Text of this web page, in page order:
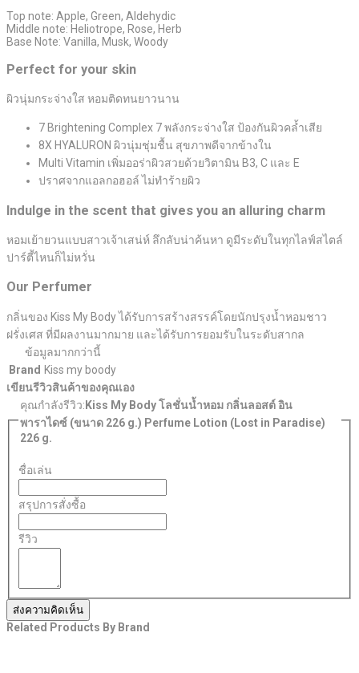
Top note: Apple, Green, Aldehydic
Middle note: Heliotrope, Rose, Herb
Base Note: Vanilla, Musk, Woody
Perfect for your skin
ผิวนุ่มกระจ่างใส หอมติดทนยาวนาน
7 Brightening Complex 7 พลังกระจ่างใส ป้องกันผิวคล้ำเสีย
8X HYALURON ผิวนุ่มชุ่มชื้น สุขภาพดีจากข้างใน
Multi Vitamin เพิ่มออร่าผิวสวยด้วยวิตามิน B3, C และ E
ปราศจากแอลกอฮอล์ ไม่ทำร้ายผิว
Indulge in the scent that gives you an alluring charm
หอมเย้ายวนแบบสาวเจ้าเสน่ห์ ลึกลับน่าค้นหา ดูมีระดับในทุกไลฟ์สไตล์
ปาร์ตี้ไหนก็ไม่หวั่น
Our Perfumer
กลิ่นของ Kiss My Body ได้รับการสร้างสรรค์โดยนักปรุงน้ำหอมชาว
ฝรั่งเศส ที่มีผลงานมากมาย และได้รับการยอมรับในระดับสากล
ข้อมูลมากกว่านี้
Brand Kiss my boody
เขียนรีวิวสินค้าของคุณเอง
คุณกำลังรีวิว: Kiss My Body โลชั่นน้ำหอม กลิ่นลอสต์ อิน
พาราไดซ์ (ขนาด 226 g.) Perfume Lotion (Lost in Paradise)
226 g.
ชื่อเล่น
สรุปการสั่งซื้อ
รีวิว
ส่งความคิดเห็น
Related Products By Brand